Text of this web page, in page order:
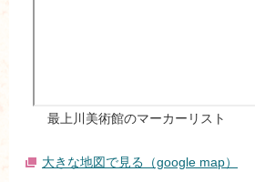
最上川美術館のマーカーリスト
大きな地図で見る（google map）